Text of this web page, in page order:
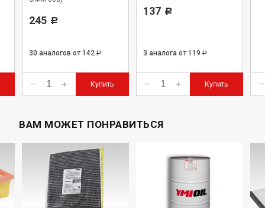
245 Р
30 аналогов от 142 Р
Купить
137 Р
3 аналога от 119 Р
Купить
ВАМ МОЖЕТ ПОНРАВИТЬСЯ